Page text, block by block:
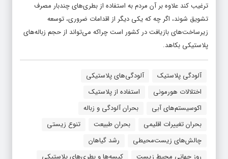
ترغیب کند علاوه بر آن مردم به استفاده از بطری‌های چندبار مصرف
تشویق شوند، اگر چه که یکی دیگر از اقدامات ضروری، توسعه
زیرساخت‌های بازیافت در کشور است چراکه می‌تواند از حجم زباله‌های
پلاستیکی بکاهد.
آلودگی پلاستیک
آلودگی‌های پلاستیکی
اختلالات هورمونی
استفاده از پلاستیک
اکوسیستم‌های آبی
بحران آلودگی و زباله
بحران تغییرات اقلیمی
بحران طبیعت
تنوع زیستی
چالش‌های زیست‌محیطی
رشد گیاهان
روز جهانی محیط زیست
کیسه‌ها و بطری‌های پلاستیکی